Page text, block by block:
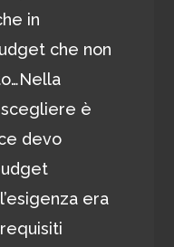
in
che non
è
devo
era